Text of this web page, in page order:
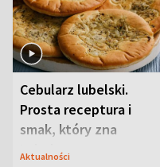
Cebularz lubelski.
Prosta receptura i
smak, który zna
Lubelszczyzna
Aktualności